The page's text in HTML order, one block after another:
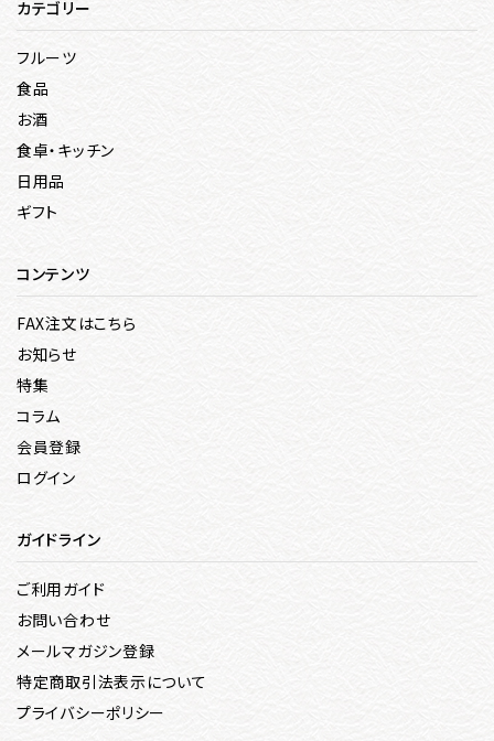
カテゴリー
フルーツ
食品
お酒
食卓・キッチン
日用品
ギフト
コンテンツ
FAX注文はこちら
お知らせ
特集
コラム
会員登録
ログイン
ガイドライン
ご利用ガイド
お問い合わせ
メールマガジン登録
特定商取引法表示について
プライバシーポリシー